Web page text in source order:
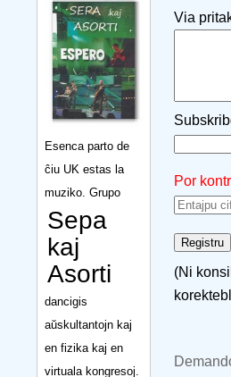
Esenca parto de
ĉiu UK estas la
muziko. Grupo
Sepa
kaj
Asorti
dancigis
aŭskultantojn kaj
en fizika kaj en
virtuala kongresoj.
Via
Por
(Ni